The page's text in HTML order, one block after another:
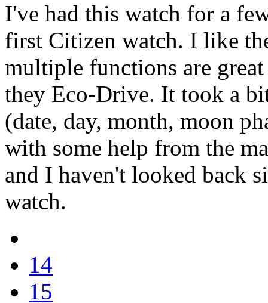
I've had this watch for a
first Citizen watch. I like
multiple functions are
they Eco-Drive. It took a
(date, day, month, moon
with some help from the
and I haven't looked back
watch.
14
15